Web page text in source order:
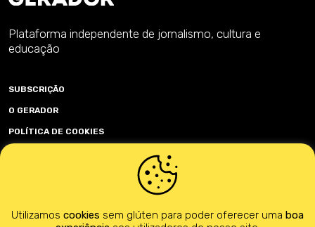
Plataforma independente de jornalismo, cultura e
educação
SUBSCRIÇÃO
O GERADOR
POLÍTICA DE COOKIES
Utilizamos cookies sem glúten para poder oferecer uma boa